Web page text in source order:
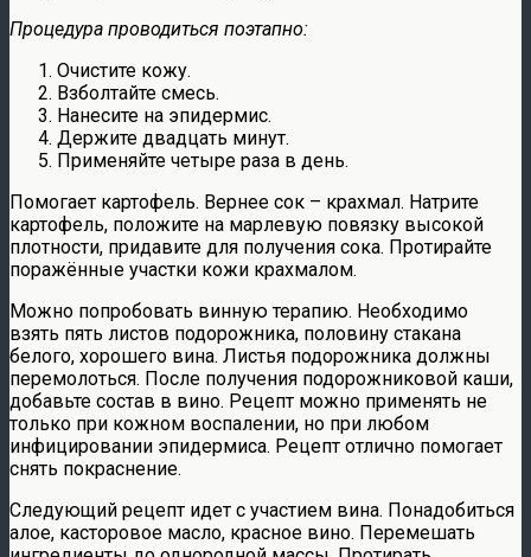
Процедура проводиться поэтапно:
Очистите кожу.
Взболтайте смесь.
Нанесите на эпидермис.
Держите двадцать минут.
Применяйте четыре раза в день.
Помогает картофель. Вернее сок – крахмал. Натрите
картофель, положите на марлевую повязку высокой
плотности, придавите для получения сока. Протирайте
поражённые участки кожи крахмалом.
Можно попробовать винную терапию. Необходимо
взять пять листов подорожника, половину стакана
белого, хорошего вина. Листья подорожника должны
перемолоться. После получения подорожниковой каши,
добавьте состав в вино. Рецепт можно применять не
только при кожном воспалении, но при любом
инфицировании эпидермиса. Рецепт отлично помогает
снять покраснение.
Следующий рецепт идет с участием вина. Понадобиться
алое, касторовое масло, красное вино. Перемешать